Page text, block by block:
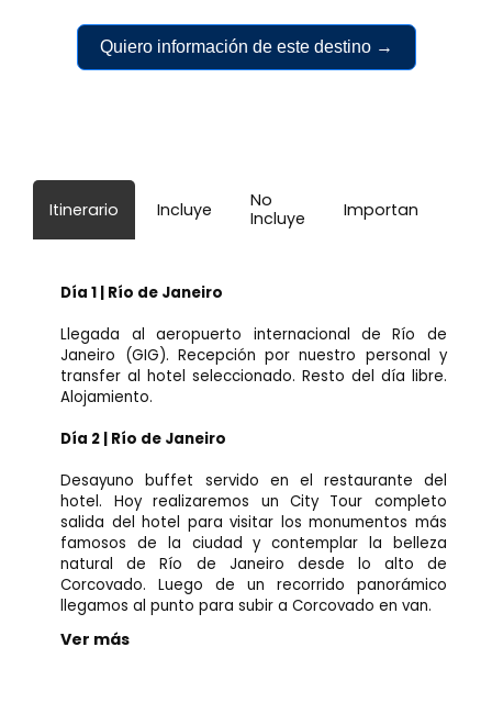
Quiero información de este destino →
Itinerario Incluye
No
Incluye
Importante
Día 1 | Río de Janeiro
Llegada al aeropuerto internacional de Río de
Janeiro (GIG). Recepción por nuestro personal y
transfer al hotel seleccionado. Resto del día libre.
Alojamiento.
Día 2 | Río de Janeiro
Desayuno buffet servido en el restaurante del
hotel. Hoy realizaremos un City Tour completo
salida del hotel para visitar los monumentos más
famosos de la ciudad y contemplar la belleza
natural de Río de Janeiro desde lo alto de
Corcovado. Luego de un recorrido panorámico
llegamos al punto para subir a Corcovado en van.
Ver más